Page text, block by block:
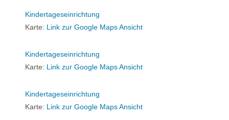
Kindertageseinrichtung
Karte: Link zur Google Maps Ansicht
Kindertageseinrichtung
Karte: Link zur Google Maps Ansicht
Kindertageseinrichtung
Karte: Link zur Google Maps Ansicht